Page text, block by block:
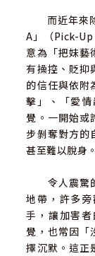
五、跨國視
六、網路暴風
第十一章 從
文昌 185
一、性別與權
二、權力的陰
三、從尊重開
四、結語
第十二章 覺
真哪噠編輯部
一、無人相信
二、謊言的烙
而近年來除
A」（Pick-
意為「把妹藝
有操控、貶抑
的信任與依附
擊」、「愛
覺。一開始或
步剝奪對方的
甚至難以脫身。
令人震驚的
地帶，許多
手，讓加害
覺，也常因「
擇沉默。這正